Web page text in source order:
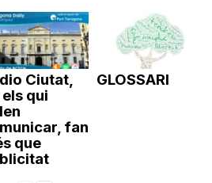
Ciutat,
qui
fan
que
GLOSSARI